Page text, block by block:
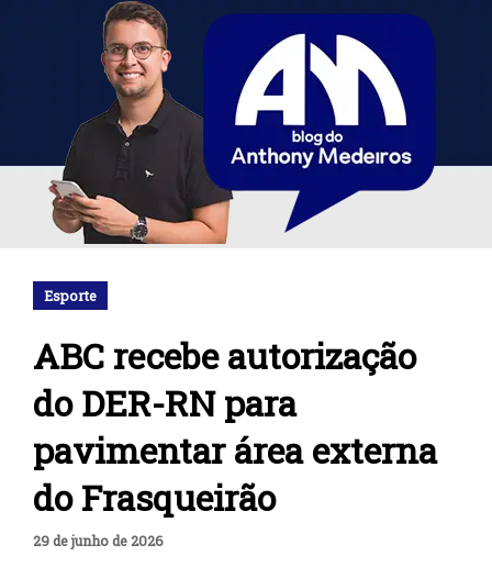
Esporte
ABC recebe autorização
do DER-RN para
pavimentar área externa
do Frasqueirão
29 de junho de 2026